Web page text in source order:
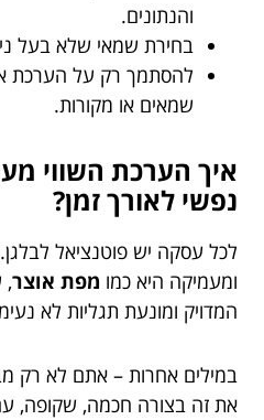
והנתונים.
בחירת שמאי שלא בעל
להסתמך רק על הערכת
שמאים או מקורות.
איך הערכת השווי
נפשי לאורך זמן?
לכל עסקה יש פוטנציאל
ומעמיקה היא כמו מפת אוצר,
המדויק ומונעת תגליות לא
במילים אחרות – אתם לא רק
את זה בצורה חכמה, שקופה,